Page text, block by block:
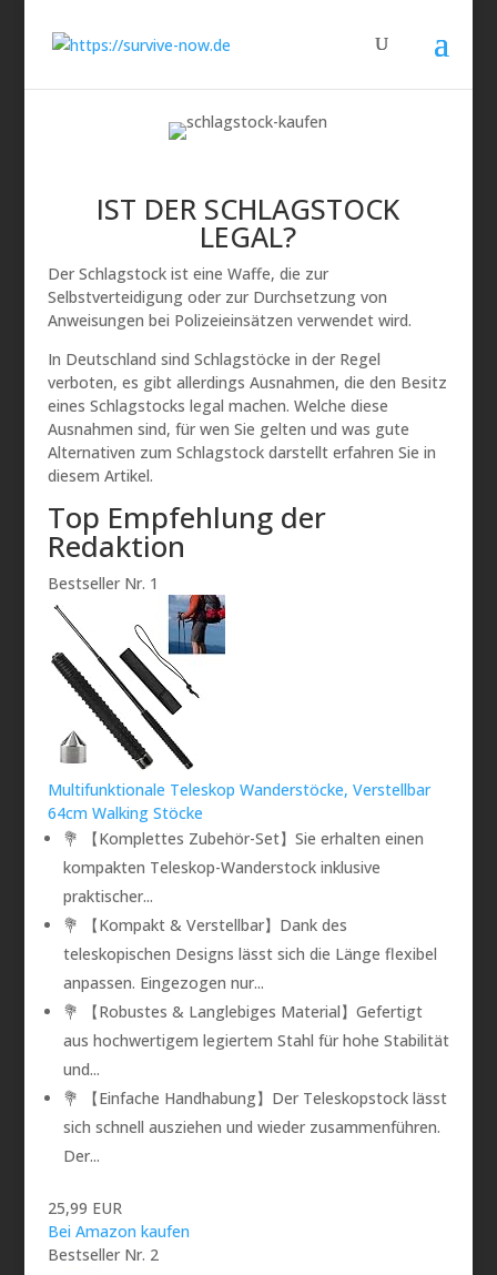
IST DER SCHLAGSTOCK
LEGAL?
Der Schlagstock ist eine Waffe, die zur
Selbstverteidigung oder zur Durchsetzung von
Anweisungen bei Polizeieinsätzen verwendet wird.
In Deutschland sind Schlagstöcke in der Regel
verboten, es gibt allerdings Ausnahmen, die den Besitz
eines Schlagstocks legal machen. Welche diese
Ausnahmen sind, für wen Sie gelten und was gute
Alternativen zum Schlagstock darstellt erfahren Sie in
diesem Artikel.
Top Empfehlung der
Redaktion
Bestseller Nr. 1
Multifunktionale Teleskop Wanderstöcke, Verstellbar
64cm Walking Stöcke
💐 【Komplettes Zubehör-Set】Sie erhalten einen
kompakten Teleskop-Wanderstock inklusive
praktischer...
💐 【Kompakt & Verstellbar】Dank des
teleskopischen Designs lässt sich die Länge flexibel
anpassen. Eingezogen nur...
💐 【Robustes & Langlebiges Material】Gefertigt
aus hochwertigem legiertem Stahl für hohe Stabilität
und...
💐 【Einfache Handhabung】Der Teleskopstock lässt
sich schnell ausziehen und wieder zusammenführen.
Der...
25,99 EUR
Bei Amazon kaufen
Bestseller Nr. 2